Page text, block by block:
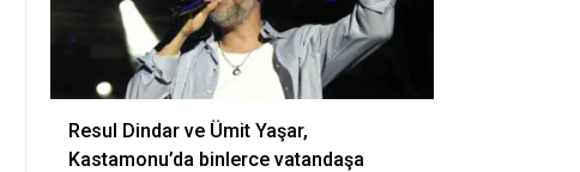
Resul Dindar ve Ümit Yaşar,
Kastamonu’da binlerce vatandaşa